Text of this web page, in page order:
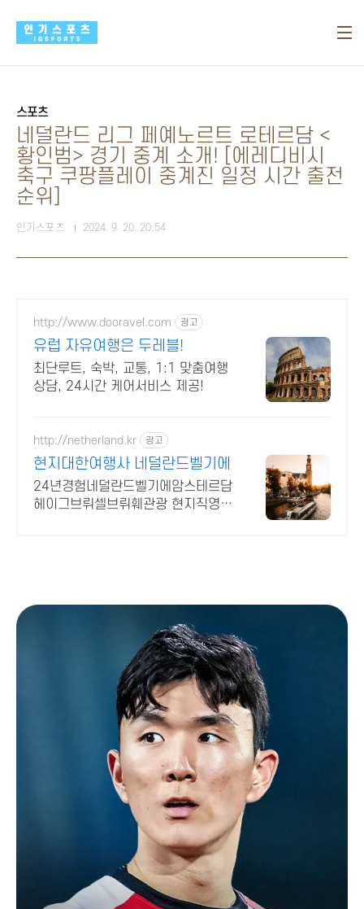
스포츠
네덜란드 리그 페예노르트 로테르담 <
황인범> 경기 중계 소개! [에레디비시
축구 쿠팡플레이 중계진 일정 시간 출전
순위]
인기스포츠 2024. 9. 20. 20:54
http://www.dooravel.com 광고
유럽 자유여행은 두레블!
최단루트, 숙박, 교통, 1:1 맞춤여행
상담, 24시간 케어서비스 제공!
http://netherland.kr 광고
현지대한여행사 네덜란드벨기에
24년경험네덜란드벨기에암스테르담
헤이그브뤼셀브뤼훼관광 현지직영여